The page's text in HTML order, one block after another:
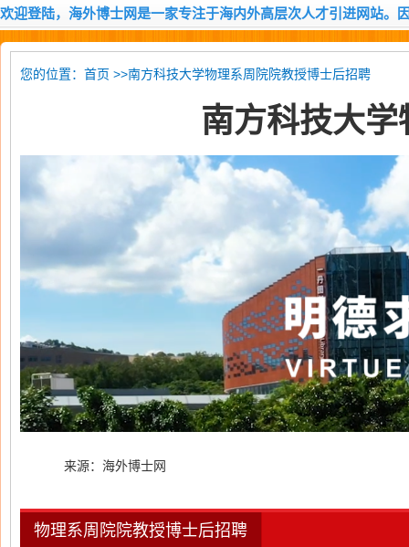
欢迎登陆，海外博士网是一家专注于海内外高层次人才引进网站。
您的位置： 首页 >>南方科技大学物理系周院院教授博士后招聘
南方科技大
来源：海外博士网
物理系周院院教授博士后招聘